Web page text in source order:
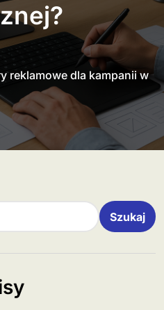
reklamowe dla kampanii w
Szukaj